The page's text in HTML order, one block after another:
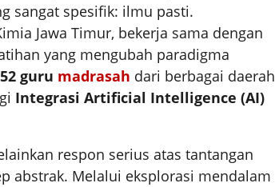
sangat spesifik: ilmu pasti.
Jawa Timur, bekerja sama dengan
yang mengubah paradigma
guru madrasah dari berbagai daerah
Integrasi Artificial Intelligence (AI)
respon serius atas tantangan
abstrak. Melalui eksplorasi mendalam